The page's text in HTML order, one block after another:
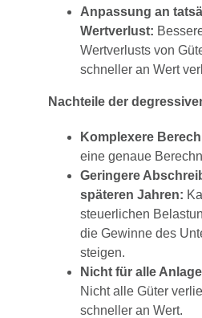
Anpassung an
Wertverlust:
Wertverlusts von
schneller an Wert
Nachteile der
Komplexere
eine genaue
Geringere
späteren Jahren:
steuerlichen
die Gewinne des
steigen.
Nicht für alle
Nicht alle Güter
schneller an Wert.